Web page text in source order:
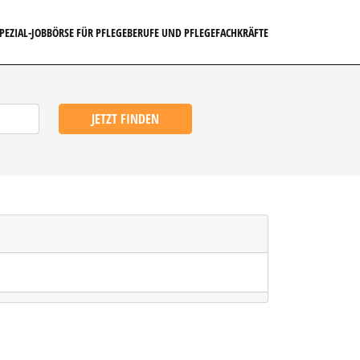
JOBBÖRSE FÜR PFLEGEBERUFE UND PFLEGEFACHKRÄFTE
JETZT FINDEN